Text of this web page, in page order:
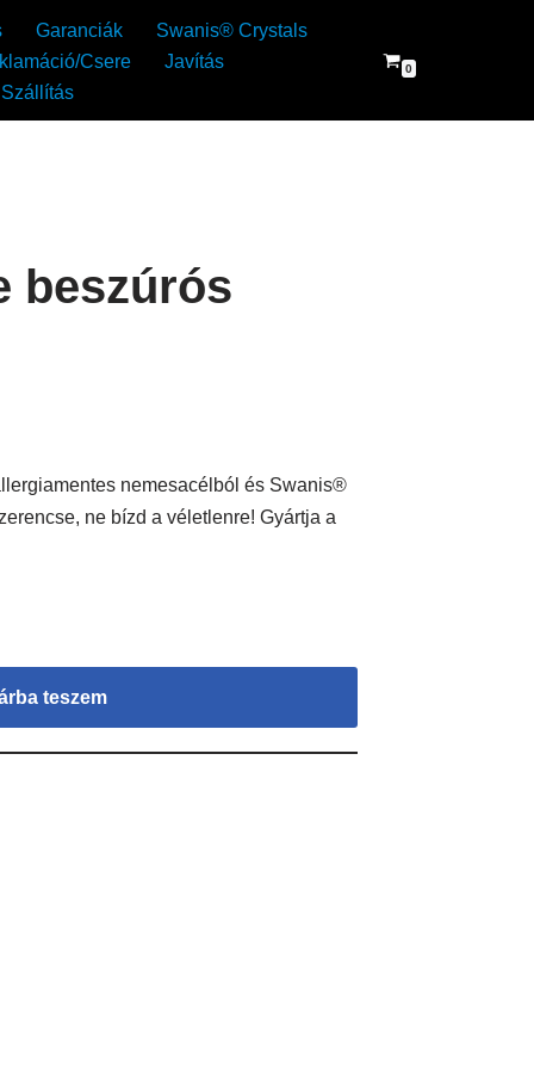
Garanciák
Swanis® Crystals
Csere
Javítás
Szállítás
0
beszúrós
nemesacélból és Swanis®
ne bízd a véletlenre! Gyártja a
teszem